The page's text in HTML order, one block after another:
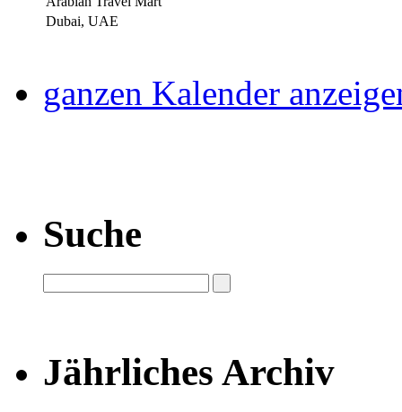
Dubai, UAE
ganzen Kalender
Suche
Jährliches Archiv